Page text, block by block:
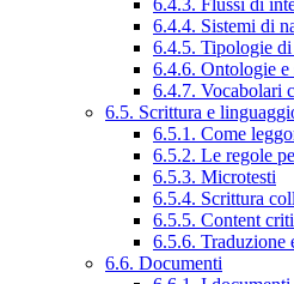
6.4.3. Flussi di
6.4.4. Sistemi di
6.4.5. Tipologie
6.4.6. Ontologie e
6.4.7. Vocabolari
6.5. Scrittura e
6.5.1. Come
6.5.2. Le regole
6.5.3. Microtesti
6.5.4. Scrittura
6.5.5. Content
6.5.6. Traduzione
6.6. Documenti